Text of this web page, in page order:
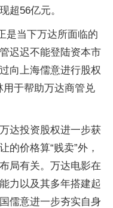
超56亿元。
是当下万达所面临的
迟迟不能登陆资本市
向上海儒意进行股权
于帮助万达商管兑
达投资股权进一步获
的价格算“贱卖”外，
局有关。万达电影在
力以及其多年搭建起
儒意进一步夯实自身